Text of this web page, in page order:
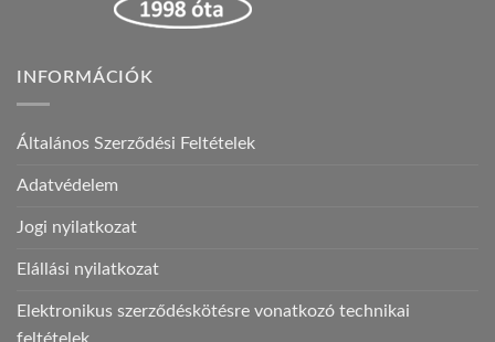
INFORMÁCIÓK
Általános Szerződési Feltételek
Adatvédelem
Jogi nyilatkozat
Elállási nyilatkozat
Elektronikus szerződéskötésre vonatkozó technikai